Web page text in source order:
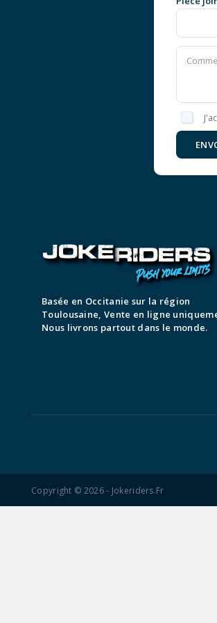
Basée en Occitanie sur la région
Toulousaine, Vente en ligne
Nous livrons partout dans le monde.
Copyright © 2026 - Jokeriders.fr